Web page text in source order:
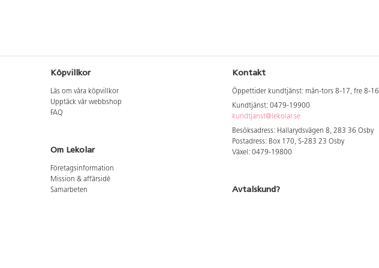
Köpvillkor
Läs om våra köpvillkor
Upptäck vår webbshop
FAQ
Om Lekolar
Företagsinformation
Mission & affärsidé
Samarbeten
Kontakt
Öppettider kundtjänst: mån-tors 8-17, fre 8-16
Kundtjänst: 0479-19900
kundtjanst@lekolar.se
Besöksadress: Hallarydsvägen 8, 283 36 Osby
Postadress: Box 170, S-283 23 Osby
Växel: 0479-19800
Avtalskund?